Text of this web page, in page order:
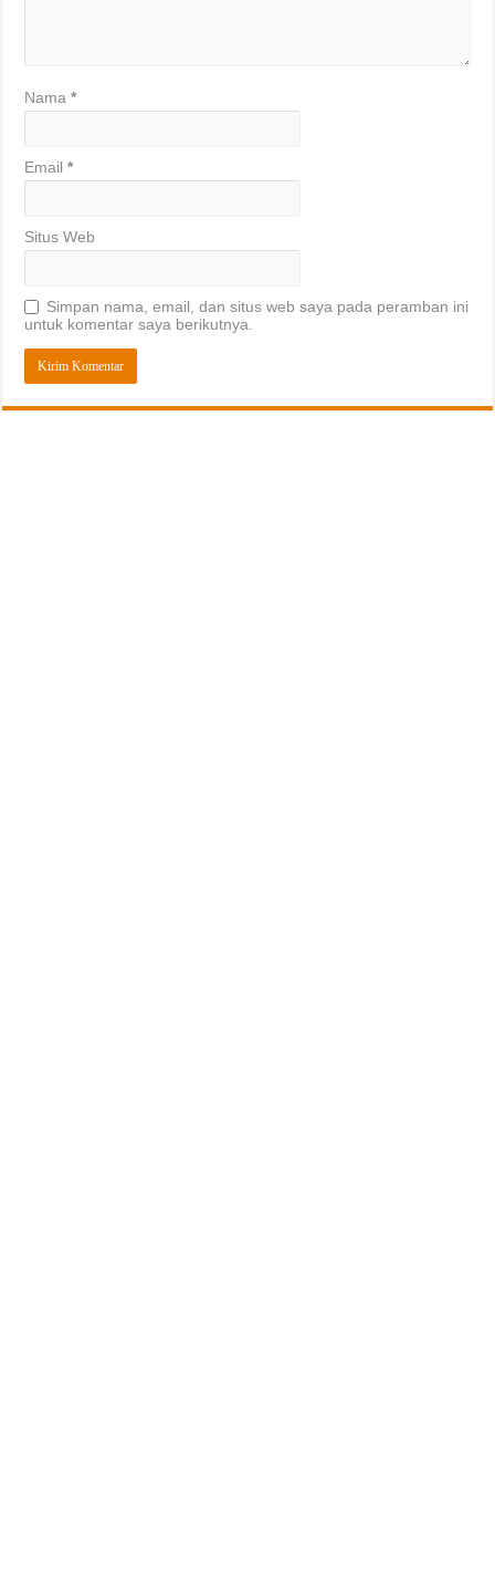
Nama*
Email*
Situs Web
Simpan nama, email, dan situs web saya pada peramban ini
untuk komentar saya berikutnya.